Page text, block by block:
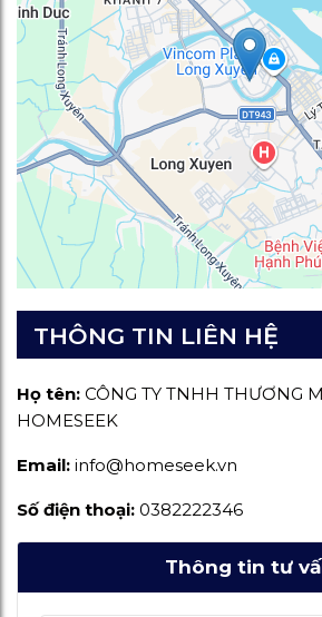
THÔNG TIN LIÊN HỆ
Họ tên: CÔNG TY TNHH THƯƠNG
HOMESEEK
Email: info@homeseek.vn
Số điện thoại: 0382222346
Thông tin tư